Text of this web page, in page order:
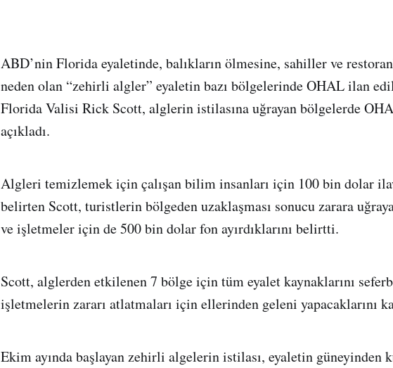
ABD’nin Florida eyaletinde, balıkların ölmesine, sahiller ve
neden olan “zehirli algler” eyaletin bazı bölgelerinde OHAL ilan
Florida Valisi Rick Scott, alglerin istilasına uğrayan bölgelerde
açıkladı.
Algleri temizlemek için çalışan bilim insanları için 100 bin dolar
belirten Scott, turistlerin bölgeden uzaklaşması sonucu zarara
ve işletmeler için de 500 bin dolar fon ayırdıklarını belirtti.
Scott, alglerden etkilenen 7 bölge için tüm eyalet kaynaklarını
işletmelerin zararı atlatmaları için ellerinden geleni yapacaklarını
Ekim ayında başlayan zehirli algelerin istilası, eyaletin güneyinden